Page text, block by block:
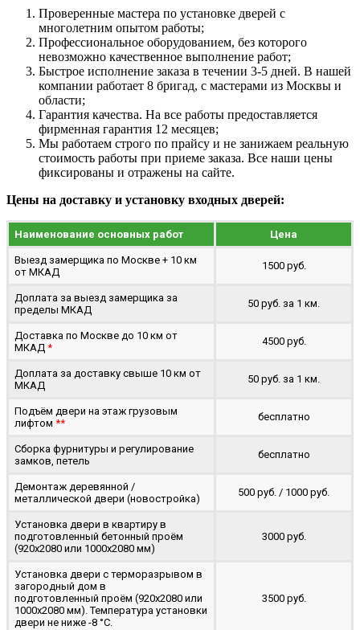
Проверенные мастера по установке дверей с
многолетним опытом работы;
Профессиональное оборудованием, без которого
невозможно качественное выполнение работ;
Быстрое исполнение заказа в течении 3-5 дней. В нашей
компании работает 8 бригад, с мастерами из Москвы и
области;
Гарантия качества. На все работы предоставляется
фирменная гарантия 12 месяцев;
Мы работаем строго по прайсу и не занижаем реальную
стоимость работы при приеме заказа. Все наши цены
фиксированы и отражены на сайте.
Цены на доставку и установку входных дверей:
Наименование основных работ Цена
Выезд замерщика по Москве + 10 км
от МКАД
1500 руб.
Доплата за выезд замерщика за
пределы МКАД
50 руб. за 1 км.
Доставка по Москве до 10 км от
МКАД *
4500 руб.
Доплата за доставку свыше 10 км от
МКАД
50 руб. за 1 км.
Подъём двери на этаж грузовым
лифтом **
бесплатно
Сборка фурнитуры и регулирование
замков, петель
бесплатно
Демонтаж деревянной /
металлической двери (новостройка)
500 руб. / 1000 руб.
Установка двери в квартиру в
подготовленный бетонный проём
(920x2080 или 1000x2080 мм)
3000 руб.
Установка двери с терморазрывом в
загородный дом в
подготовленный проём (920x2080 или
1000x2080 мм). Температура установки
двери не ниже -8 °C.
3500 руб.